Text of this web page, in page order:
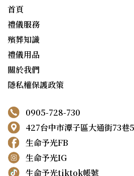
首頁
禮儀服務
殯葬知識
禮儀用品
關於我們
隱私權保護政策
0905-728-730
427台中市潭子區大通街73巷
生命予光FB
生命予光IG
生命予光tiktok帳號